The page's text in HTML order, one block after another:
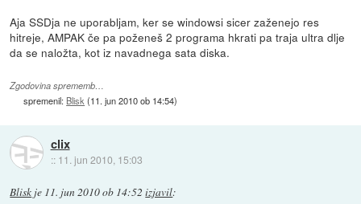
Aja SSDja ne uporabljam, ker se windowsi sicer zaženejo res
hitreje, AMPAK če pa poženeš 2 programa hkrati pa traja ultra dlje
da se naložta, kot iz navadnega sata diska.
Zgodovina sprememb…
spremenil: Blisk (11. jun 2010 ob 14:54)
clix
:: 11. jun 2010, 15:03
Blisk je 11. jun 2010 ob 14:52 izjavil: